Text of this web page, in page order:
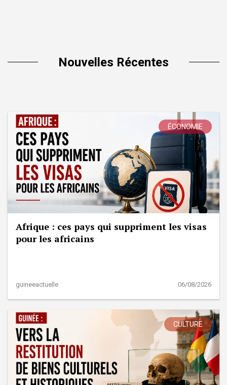
Nouvelles Récentes
ÉCONOMIE
Afrique : ces pays qui suppriment les visas
pour les africains
guineeactuelle 06/08/2026
CULTURE